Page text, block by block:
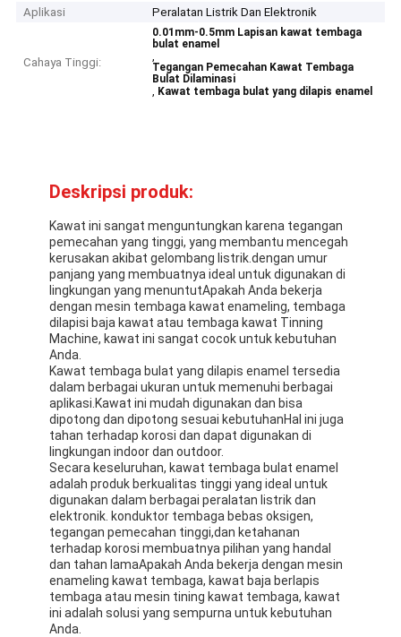
Aplikasi
Peralatan Listrik Dan Elektronik
Cahaya Tinggi:
0.01mm-0.5mm Lapisan kawat tembaga
bulat enamel
,
Tegangan Pemecahan Kawat Tembaga
Bulat Dilaminasi
, Kawat tembaga bulat yang dilapis enamel
Deskripsi produk:
Kawat ini sangat menguntungkan karena tegangan
pemecahan yang tinggi, yang membantu mencegah
kerusakan akibat gelombang listrik.dengan umur
panjang yang membuatnya ideal untuk digunakan di
lingkungan yang menuntutApakah Anda bekerja
dengan mesin tembaga kawat enameling, tembaga
dilapisi baja kawat atau tembaga kawat Tinning
Machine, kawat ini sangat cocok untuk kebutuhan
Anda.
Kawat tembaga bulat yang dilapis enamel tersedia
dalam berbagai ukuran untuk memenuhi berbagai
aplikasi.Kawat ini mudah digunakan dan bisa
dipotong dan dipotong sesuai kebutuhanHal ini juga
tahan terhadap korosi dan dapat digunakan di
lingkungan indoor dan outdoor.
Secara keseluruhan, kawat tembaga bulat enamel
adalah produk berkualitas tinggi yang ideal untuk
digunakan dalam berbagai peralatan listrik dan
elektronik. konduktor tembaga bebas oksigen,
tegangan pemecahan tinggi,dan ketahanan
terhadap korosi membuatnya pilihan yang handal
dan tahan lamaApakah Anda bekerja dengan mesin
enameling kawat tembaga, kawat baja berlapis
tembaga atau mesin tining kawat tembaga, kawat
ini adalah solusi yang sempurna untuk kebutuhan
Anda.